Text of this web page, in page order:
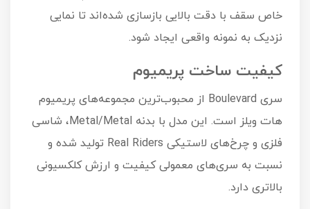
خاص سقف با دقت بالایی بازسازی شده‌اند تا نمایی
نزدیک به نمونه واقعی ایجاد شود.
کیفیت ساخت پریمیوم
سری Boulevard از محبوب‌ترین مجموعه‌های پریمیوم
هات ویلز است. این مدل با بدنه Metal/Metal، شاسی
فلزی و چرخ‌های لاستیکی Real Riders تولید شده و
نسبت به سری‌های معمولی کیفیت و ارزش کلکسیونی
بالاتری دارد.